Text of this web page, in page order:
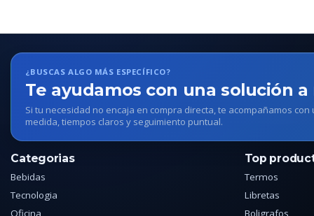
¿BUSCAS ALGO MÁS ESPECÍFICO?
Te ayudamos con una solución
Si tu necesidad no encaja en compra directa, te acompañamos
medida, tiempos claros y seguimiento puntual.
Categorias
Bebidas
Tecnologia
Oficina
Top
Termos
Libretas
Boligrafos